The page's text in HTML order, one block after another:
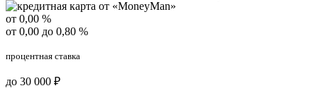
от 0,00 %
от 0,00 до 0,80 %
процентная ставка
до 30 000 ₽